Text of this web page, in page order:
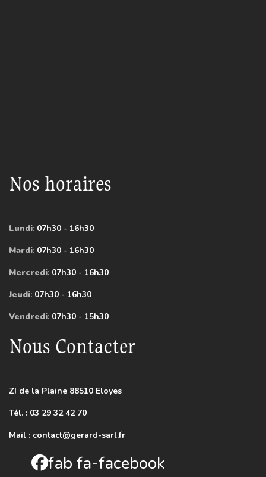
Nos horaires
Lundi: 07h30 - 16h30
Mardi: 07h30 - 16h30
Mercredi: 07h30 - 16h30
Jeudi: 07h30 - 16h30
Vendredi: 07h30 - 15h30
Nous Contacter
ZI de la Plaine 88510 Eloyes
Tél. : 03 29 32 42 70
Mail : contact@gerard-sarl.fr
fab fa-facebook